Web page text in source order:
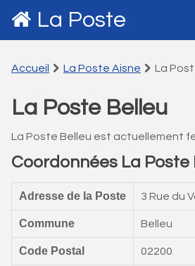
La Poste
Accueil La Poste Aisne La
La Poste Belleu
La Poste Belleu est actuellement
Coordonnées La Poste
Adresse de la Poste 3 Rue du
Commune Belleu
Code Postal 02200